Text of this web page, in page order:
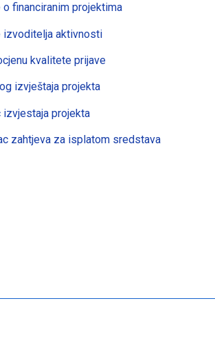
financiranim projektima
izvoditelja aktivnosti
kvalitete prijave
izvještaja projekta
izvjestaja projekta
zahtjeva za isplatom sredstava